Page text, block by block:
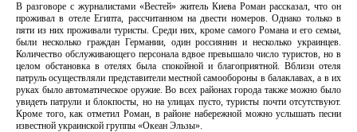
В разговоре с журналистами «Вестей» житель Киева Роман рассказал, что он
проживал в отеле Египта, рассчитанном на двести номеров. Однако только в
пяти из них проживали туристы. Среди них, кроме самого Романа и его семьи,
были несколько граждан Германии, один россиянин и несколько украинцев.
Количество обслуживающего персонала вдвое превышало число туристов, но в
целом обстановка в отелях была спокойной и благоприятной. Вблизи отеля
патруль осуществляли представители местной самообороны в балаклавах, а в их
руках было автоматическое оружие. Во всех районах города также можно было
увидеть патрули и блокпосты, но на улицах пусто, туристы почти отсутствуют.
Кроме того, как отметил Роман, в районе набережной можно услышать песни
известной украинской группы «Океан Эльзы».